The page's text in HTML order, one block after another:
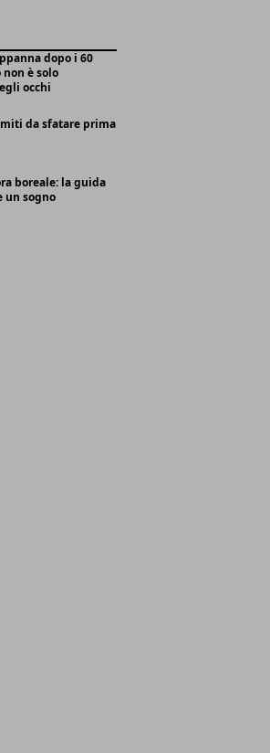
dopo i 60
è solo
occhi
da sfatare prima
boreale: la guida
un sogno